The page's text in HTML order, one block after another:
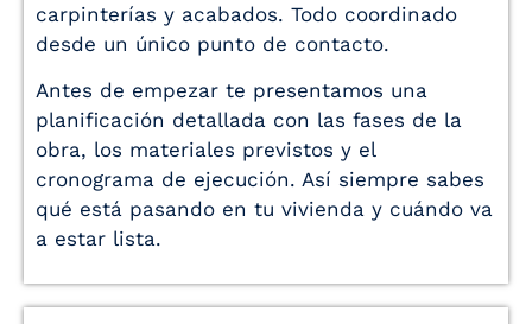
carpinterías y acabados. Todo coordinado
desde un único punto de contacto.
Antes de empezar te presentamos una
planificación detallada con las fases de la
obra, los materiales previstos y el
cronograma de ejecución. Así siempre sabes
qué está pasando en tu vivienda y cuándo va
a estar lista.